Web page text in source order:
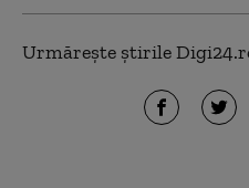
Urmărește știrile